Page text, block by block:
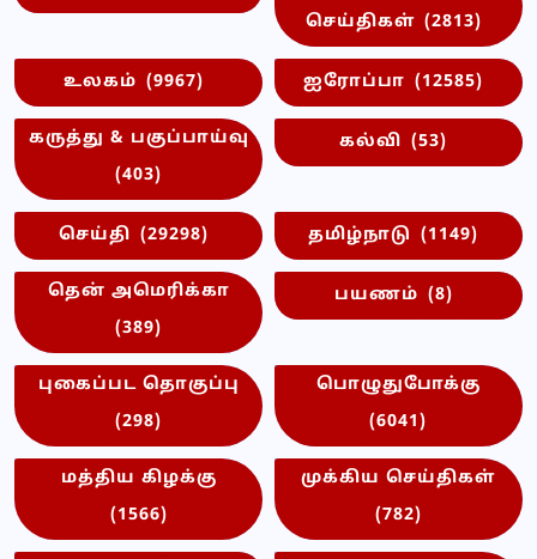
செய்திகள் (2813)
உலகம் (9967) ஐரோப்பா (12585)
கருத்து & பகுப்பாய்வு
(403)
கல்வி (53)
செய்தி (29298) தமிழ்நாடு (1149)
தென் அமெரிக்கா
(389)
பயணம் (8)
புகைப்பட தொகுப்பு
(298)
பொழுதுபோக்கு
(6041)
மத்திய கிழக்கு
(1566)
முக்கிய செய்திகள்
(782)